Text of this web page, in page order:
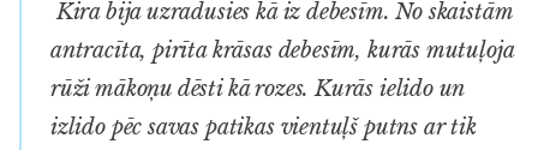
Kira bija uzradusies kā iz debesīm. No skaistām
antracīta, pirīta krāsas debesīm, kurās mutuļoja
rūži mākoņu dēsti kā rozes. Kurās ielido un
izlido pēc savas patikas vientuļš putns ar tik